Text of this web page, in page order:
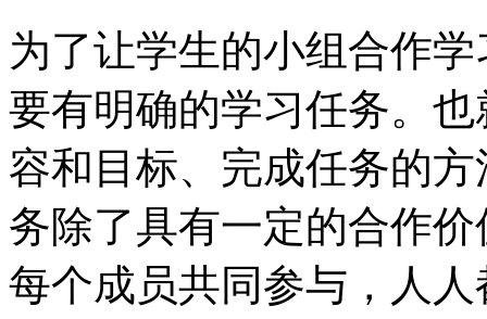
为了让学生的小组合作
要有明确的学习任务。
容和目标、完成任务的
务除了具有一定的合作
每个成员共同参与，人